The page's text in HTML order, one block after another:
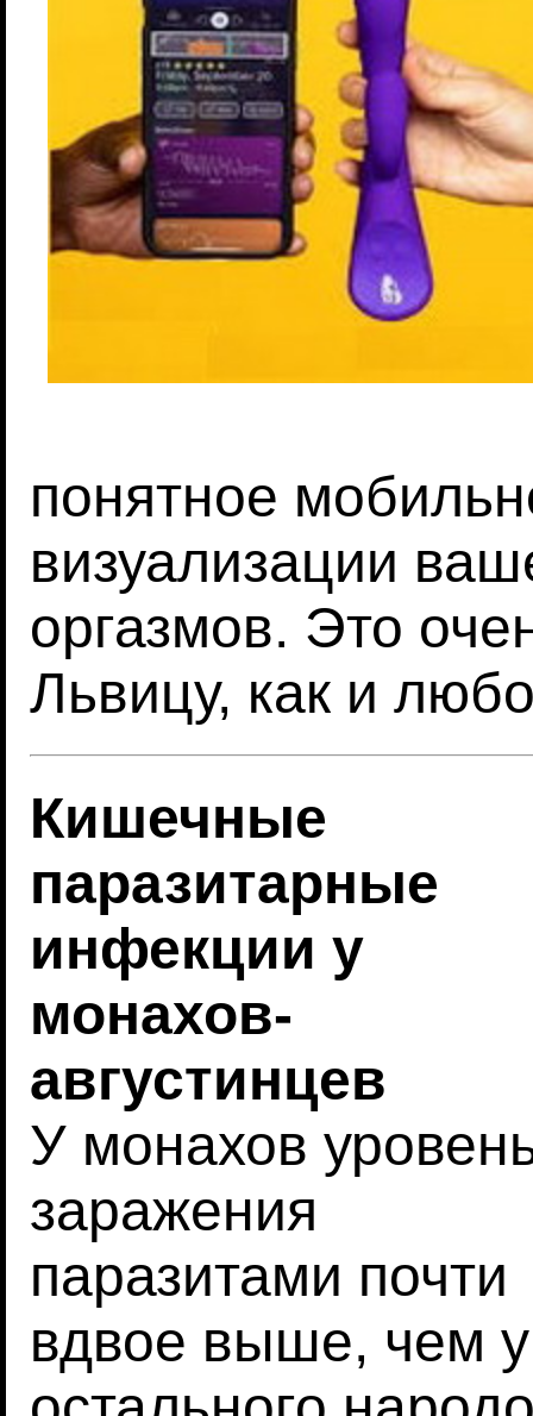
понятное
визуализации
оргазмов. Это
Львицу, как и
Кишечные
паразитарные
инфекции у
монахов-
августинцев
У монахов
заражения
паразитами почти
вдвое выше, чем у